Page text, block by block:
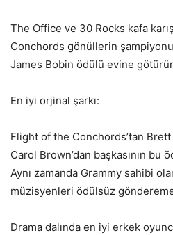
The Office ve 30 Rocks kafa
Conchords gönüllerin
James Bobin ödülü evine
En iyi orjinal şarkı:
Flight of the Conchords’tan Brett
Carol Brown’dan başkasının bu
Aynı zamanda Grammy sahibi
müzisyenleri ödülsüz
Drama dalında en iyi erkek